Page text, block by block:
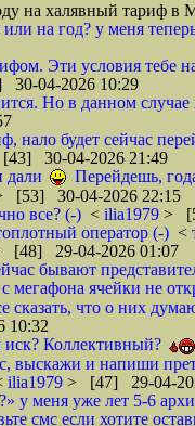
на халявный тариф в
на год? у меня
Эти условия
04-2026 10:29
Но в данном
нало будет сейчас
30-04-2026 21:49
дали
Перейдешь,
[53] 30-04-2026 22:15
все? (-) < ilia1979 >
оператор (-) <
[48] 29-04-2026 01:07
бывают
мегафона ячейки не
сказать, что о них
10:32
Коллективный?
выскажи и напиши
ilia1979 > [47] 29-04-
у меня уже лет 5-6
смс если хотите